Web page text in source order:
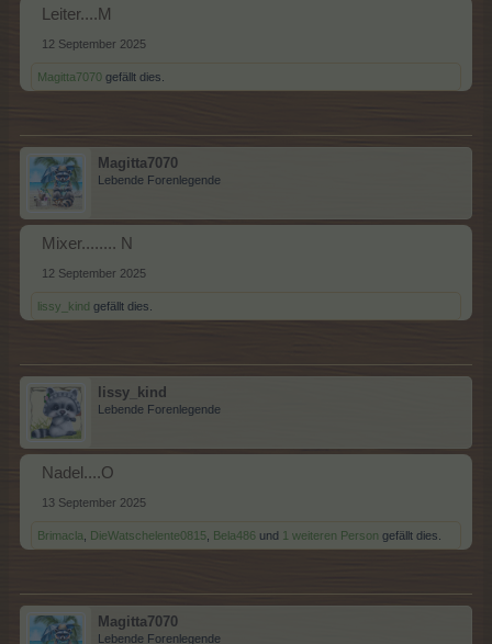
Leiter....M
12 September 2025
Magitta7070 gefällt dies.
Magitta7070
Lebende Forenlegende
Mixer........ N
12 September 2025
lissy_kind gefällt dies.
lissy_kind
Lebende Forenlegende
Nadel....O
13 September 2025
Brimacla DieWatschelente0815 Bela486 und 1 weiteren Person gefällt dies.
Magitta7070
Lebende Forenlegende